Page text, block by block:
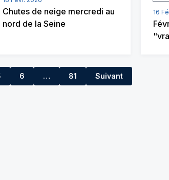
Chutes de neige mercredi au
nord de la Seine
16
6 …
7 81 Suivant